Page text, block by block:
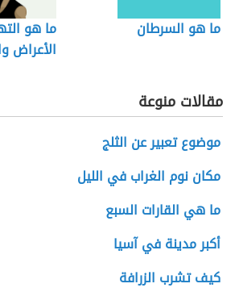
ما هو السرطان
ما هو
الأعراض
مقالات منوعة
موضوع تعبير عن الثلج
مكان نوم الغراب في الليل
ما هي القارات السبع
أكبر مدينة في آسيا
كيف تشرب الزرافة